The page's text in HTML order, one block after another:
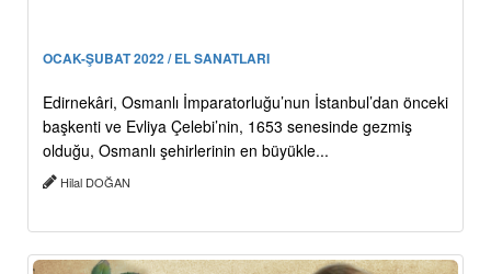
OCAK-ŞUBAT 2022 / EL SANATLARI
Edirnekâri, Osmanlı İmparatorluğu’nun İstanbul’dan önceki
başkenti ve Evliya Çelebi’nin, 1653 senesinde gezmiş
olduğu, Osmanlı şehirlerinin en büyükle...
Hilal DOĞAN